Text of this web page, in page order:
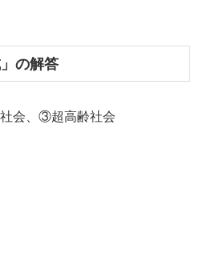
の解答
会、③超高齢社会